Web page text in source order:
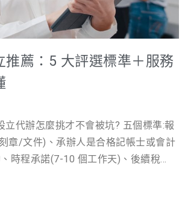
備、進行產品研發或大規模市場開發
。而銀行或投資人對行號的融資意願
需要深度探討設立公司好處的時機。
僅是擁有一張法人執照，它是一套完
長遠來看，將個人事業轉型為公司，
營、規模化發展和品牌價值最大化的
您深度解析設立公司好處的三大核心
元融資管道以及品牌與法律優勢。我
操作指南，並佐以台灣官方數據與實
推薦：5 大評選標準＋服務
立代辦怎麼挑才不會被坑? 五個標準:報
章/文件)、承辦人是合格記帳士或會計
時程承諾(7-10 個工作天)、後續稅務
約或加價項補回。 一個優質的代辦公